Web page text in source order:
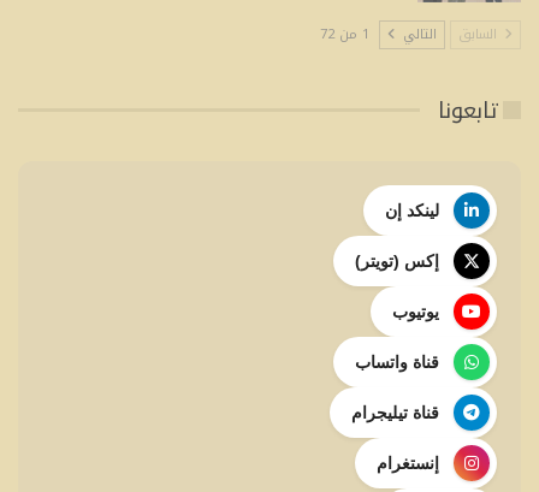
السابق التالي 1 من 72
تابعونا
لينكد إن
إكس (تويتر)
يوتيوب
قناة واتساب
قناة تيليجرام
إنستغرام